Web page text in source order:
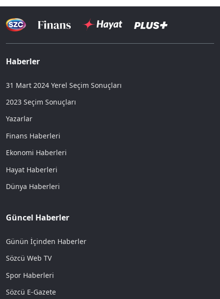
Haberler
31 Mart 2024 Yerel Seçim Sonuçları
2023 Seçim Sonuçları
Yazarlar
Finans Haberleri
Ekonomi Haberleri
Hayat Haberleri
Dünya Haberleri
Güncel Haberler
Günün İçinden Haberler
Sözcü Web TV
Spor Haberleri
Sözcü E-Gazete